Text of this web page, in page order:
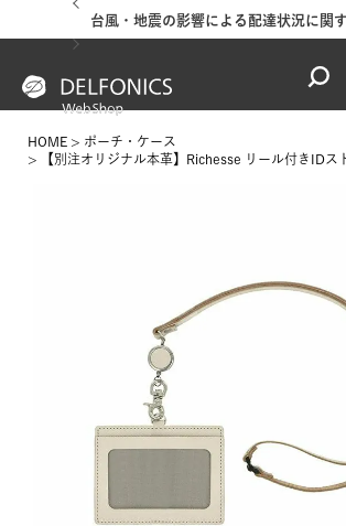
台風・地震の影響による配達状況に関
HOME
ポーチ・ケース
【別注オリジナル本革】Richesse リール付きIDス